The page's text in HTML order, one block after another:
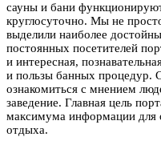
сауны и бани
круглосуточно. Мы не
выделили наиболее
постоянных посетителей
и интересная,
и пользы банных процедур.
ознакомиться с мнением
заведение. Главная цель
максимума информации для
отдыха.